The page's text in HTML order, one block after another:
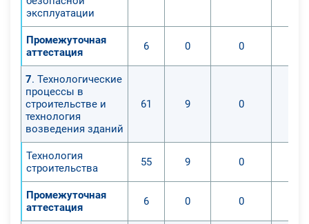
эксплуатации
Промежуточная
аттестация
6 0 0
7. Технологические
процессы в
строительстве и
технология
возведения зданий
61 9 0
Технология
строительства
55 9 0
Промежуточная
аттестация
6 0 0